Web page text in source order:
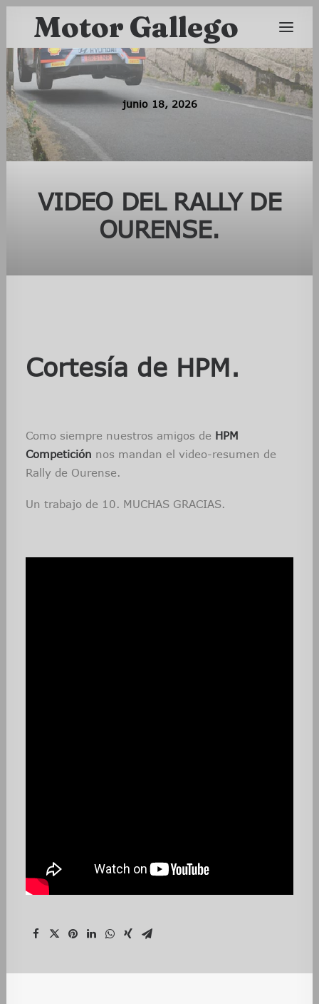
Motor Gallego
junio 18, 2026
VIDEO DEL RALLY DE
OURENSE.
Cortesía de HPM.
Como siempre nuestros amigos de HPM
Competición nos mandan el video-resumen de
Rally de Ourense.
Un trabajo de 10. MUCHAS GRACIAS.